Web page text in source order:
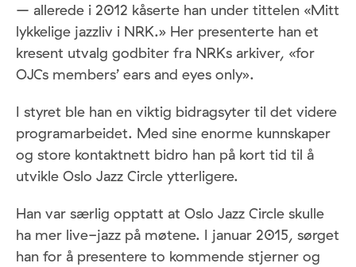
– allerede i 2012 kåserte han under tittelen «Mitt
lykkelige jazzliv i NRK.» Her presenterte han et
kresent utvalg godbiter fra NRKs arkiver, «for
OJCs members’ ears and eyes only».
I styret ble han en viktig bidragsyter til det videre
programarbeidet. Med sine enorme kunnskaper
og store kontaktnett bidro han på kort tid til å
utvikle Oslo Jazz Circle ytterligere.
Han var særlig opptatt at Oslo Jazz Circle skulle
ha mer live-jazz på møtene. I januar 2015, sørget
han for å presentere to kommende stjerner og